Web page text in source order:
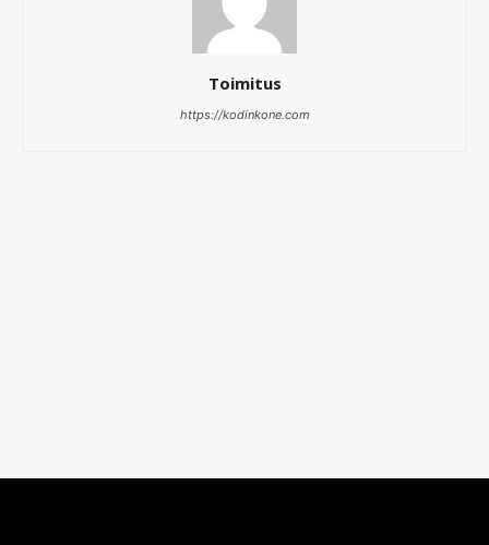
Toimitus
https://kodinkone.com